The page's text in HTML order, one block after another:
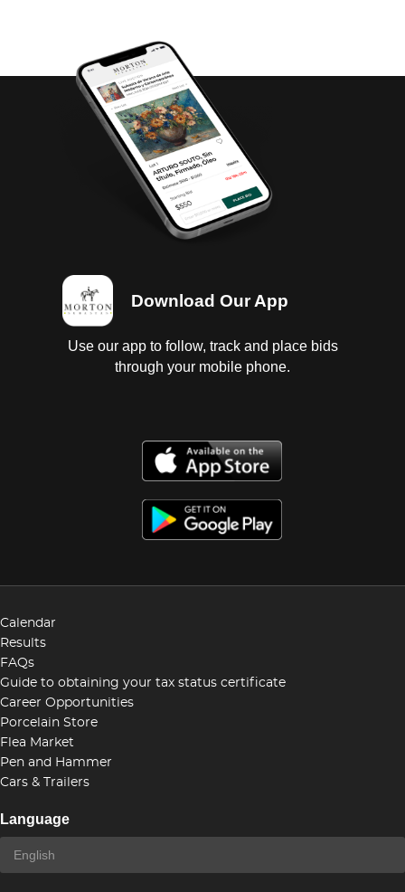
aceite, faltan baterias ; transmisión estandar sin
probar; diferencial sin probar; interiores con
vestiduras rotas y sucias con carcazas dañadas ;
instrumentos en regular estado, sin probar;
suspensión de muelles ; chasis en buen estado con
golpes de uso; carrocería con golpes ligeros; 6
Download Our App
Use our app to follow, track and place bids
through your mobile phone.
Calendar
Results
FAQs
Guide to obtaining your tax status certificate
Career Opportunities
Porcelain Store
Flea Market
Pen and Hammer
Cars & Trailers
Language